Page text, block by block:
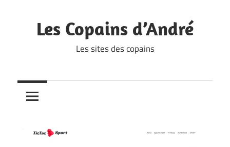
contentLes Copains d’André
Les sites des copains